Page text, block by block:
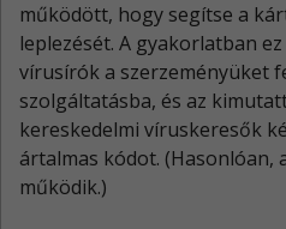
működött, hogy segítse a
leplezését. A gyakorlatban
vírusírók a szerzeményüket
szolgáltatásba, és az
kereskedelmi víruskeresők
ártalmas kódot. (Hasonlóan,
működik.)